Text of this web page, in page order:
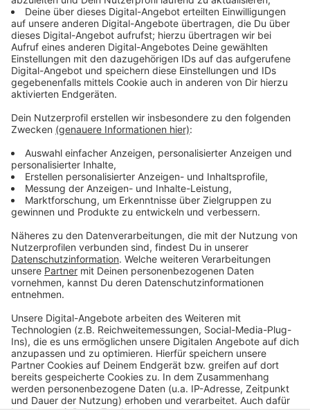
Knotenpunkt. Bis Ende des Jahres sollen auf der
Hofgartenrampe und auf der Oederallee in beide
Richtungen neue Radwege entstehen.
Anzeige
Weitere Infos und Links zum Thema:
Knotenpunkt Hofgartenrampe - Oederallee: Hier
informiert die Stadt zu dem Projekt
Düsseldorfer Stadtradeln: Schon gut 65 Tonnen CO2
vermieden
Anzeige
Anzeige